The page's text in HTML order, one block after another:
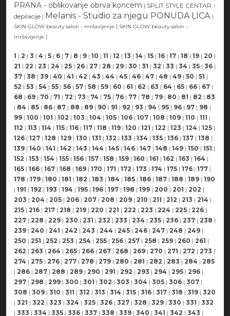
PRANA - oblikovanje obrva koncem | SPLIT STYLE CENTAR -
depilacije | Melanis - Studio za njegu PONUDA LICA |
SKIN GLOW beauty salon - mršavljenje | SKIN GLOW beauty salon -
mršavljenje |
1 | 2 | 3 | 4 | 5 | 6 | 7 | 8 | 9 | 10 | 11 | 12 | 13 | 14 | 15 | 16 | 17 | 18 | 19 | 20 |
21 | 22 | 23 | 24 | 25 | 26 | 27 | 28 | 29 | 30 | 31 | 32 | 33 | 34 | 35 | 36 |
37 | 38 | 39 | 40 | 41 | 42 | 43 | 44 | 45 | 46 | 47 | 48 | 49 | 50 | 51 |
52 | 53 | 54 | 55 | 56 | 57 | 58 | 59 | 60 | 61 | 62 | 63 | 64 | 65 | 66 | 67 |
68 | 69 | 70 | 71 | 72 | 73 | 74 | 75 | 76 | 77 | 78 | 79 | 80 | 81 | 82 | 83
| 84 | 85 | 86 | 87 | 88 | 89 | 90 | 91 | 92 | 93 | 94 | 95 | 96 | 97 | 98 |
99 | 100 | 101 | 102 | 103 | 104 | 105 | 106 | 107 | 108 | 109 | 110 | 111 |
112 | 113 | 114 | 115 | 116 | 117 | 118 | 119 | 120 | 121 | 122 | 123 | 124 | 125 |
126 | 127 | 128 | 129 | 130 | 131 | 132 | 133 | 134 | 135 | 136 | 137 | 138 |
139 | 140 | 141 | 142 | 143 | 144 | 145 | 146 | 147 | 148 | 149 | 150 | 151 |
152 | 153 | 154 | 155 | 156 | 157 | 158 | 159 | 160 | 161 | 162 | 163 | 164 |
165 | 166 | 167 | 168 | 169 | 170 | 171 | 172 | 173 | 174 | 175 | 176 | 177 |
178 | 179 | 180 | 181 | 182 | 183 | 184 | 185 | 186 | 187 | 188 | 189 | 190
| 191 | 192 | 193 | 194 | 195 | 196 | 197 | 198 | 199 | 200 | 201 | 202 |
203 | 204 | 205 | 206 | 207 | 208 | 209 | 210 | 211 | 212 | 213 | 214 |
215 | 216 | 217 | 218 | 219 | 220 | 221 | 222 | 223 | 224 | 225 | 226 |
227 | 228 | 229 | 230 | 231 | 232 | 233 | 234 | 235 | 236 | 237 | 238 |
239 | 240 | 241 | 242 | 243 | 244 | 245 | 246 | 247 | 248 | 249 |
250 | 251 | 252 | 253 | 254 | 255 | 256 | 257 | 258 | 259 | 260 | 261 |
262 | 263 | 264 | 265 | 266 | 267 | 268 | 269 | 270 | 271 | 272 | 273 |
274 | 275 | 276 | 277 | 278 | 279 | 280 | 281 | 282 | 283 | 284 | 285
| 286 | 287 | 288 | 289 | 290 | 291 | 292 | 293 | 294 | 295 | 296 |
297 | 298 | 299 | 300 | 301 | 302 | 303 | 304 | 305 | 306 | 307 |
308 | 309 | 310 | 311 | 312 | 313 | 314 | 315 | 316 | 317 | 318 | 319 | 320
| 321 | 322 | 323 | 324 | 325 | 326 | 327 | 328 | 329 | 330 | 331 | 332
| 333 | 334 | 335 | 336 | 337 | 338 | 339 | 340 | 341 | 342 | 343 |